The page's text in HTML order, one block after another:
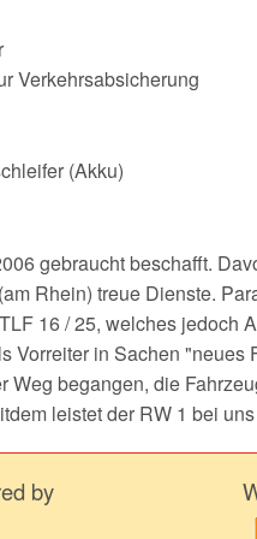
- Technische Hilfeleistung
Verkehrsabsicherung
(Akku)
gebraucht beschafft.
Rhein) treue Dienste.
16 / 25, welches jedoch
Vorreiter in Sachen "neues
Weg begangen, die
leistet der RW 1 bei
by